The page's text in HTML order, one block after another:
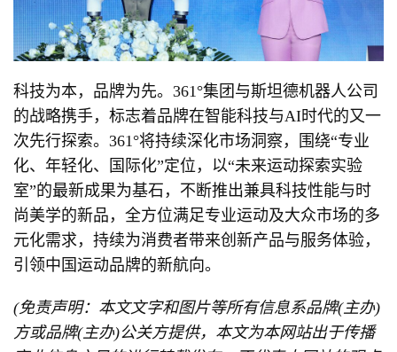
科技为本，品牌为先。361°集团与斯坦德机器人公司
的战略携手，标志着品牌在智能科技与AI时代的又一
次先行探索。361°将持续深化市场洞察，围绕“专业
化、年轻化、国际化”定位，以“未来运动探索实验
室”的最新成果为基石，不断推出兼具科技性能与时
尚美学的新品，全方位满足专业运动及大众市场的多
元化需求，持续为消费者带来创新产品与服务体验，
引领中国运动品牌的新航向。
(免责声明：本文文字和图片等所有信息系品牌(主办)
方或品牌(主办)公关方提供，本文为本网站出于传播